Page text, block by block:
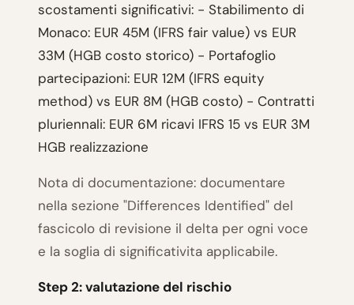
scostamenti significativi: - Stabilimento di
Monaco: EUR 45M (IFRS fair value) vs EUR
33M (HGB costo storico) - Portafoglio
partecipazioni: EUR 12M (IFRS equity
method) vs EUR 8M (HGB costo) - Contratti
pluriennali: EUR 6M ricavi IFRS 15 vs EUR 3M
HGB realizzazione
Nota di documentazione: documentare
nella sezione "Differences Identified" del
fascicolo di revisione il delta per ogni voce
e la soglia di significativita applicabile.
Step 2: valutazione del rischio